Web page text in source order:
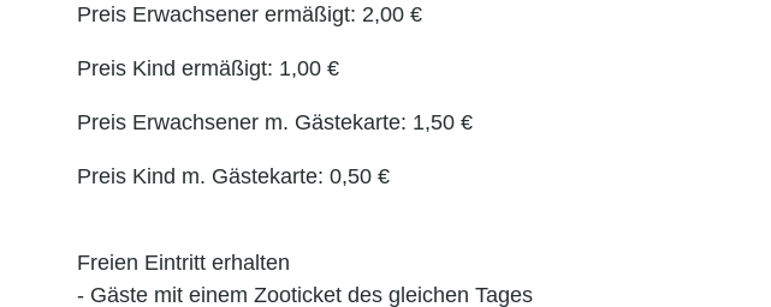
Preis Erwachsener ermäßigt: 2,00 €
Preis Kind ermäßigt: 1,00 €
Preis Erwachsener m. Gästekarte: 1,50 €
Preis Kind m. Gästekarte: 0,50 €
Freien Eintritt erhalten
- Gäste mit einem Zooticket des gleichen Tages